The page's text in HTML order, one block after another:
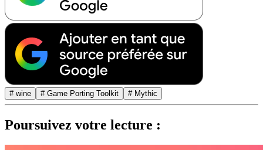
# wine # Game Porting Toolkit # Mythic
Poursuivez votre lecture :